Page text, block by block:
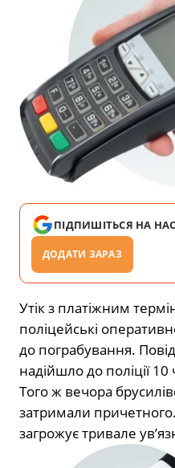
ПІДПИШІТЬСЯ НА НАС
ДОДАТИ ЗАРАЗ
Утік з платіжним
поліцейські
до пограбування.
надійшло до поліції
Того ж вечора
затримали
загрожує тривале